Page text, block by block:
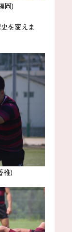
岡)
を変えま
椎)